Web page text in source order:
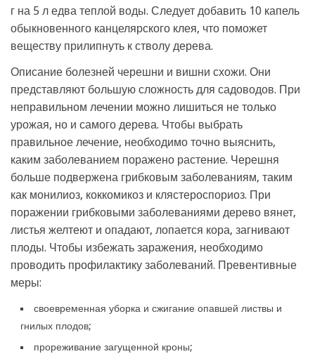
г на 5 л едва теплой воды. Следует добавить 10 капель
обыкновенного канцелярского клея, что поможет
веществу прилипнуть к стволу дерева.
Описание болезней черешни и вишни схожи. Они
представляют большую сложность для садоводов. При
неправильном лечении можно лишиться не только
урожая, но и самого дерева. Чтобы выбрать
правильное лечение, необходимо точно выяснить,
каким заболеванием поражено растение. Черешня
больше подвержена грибковым заболеваниям, таким
как монилиоз, коккомикоз и клястероспориоз. При
поражении грибковыми заболеваниями дерево вянет,
листья желтеют и опадают, лопается кора, загнивают
плоды. Чтобы избежать заражения, необходимо
проводить профилактику заболеваний. Превентивные
меры:
своевременная уборка и сжигание опавшей листвы и
гнилых плодов;
прореживание загущенной кроны;